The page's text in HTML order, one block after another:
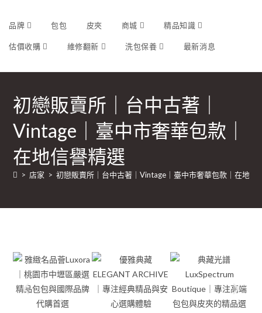
品牌 包包 皮夾 商城 精品知識
估價收購 維修翻新 洗包保養 最新消息
初戀販賣所｜台中古著｜
Vintage｜臺中市奢華包款｜
在地信譽精選
> 店家 > 初戀販賣所｜台中古著｜Vintage｜臺中市奢華包款｜在地信